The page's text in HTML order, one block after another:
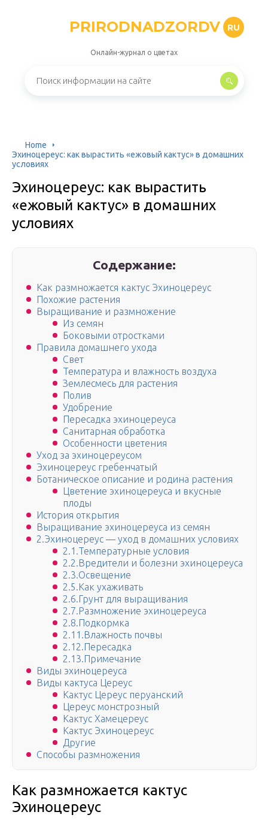
PRIRODNADZORDV RU
Онлайн-журнал о цветах
Home
Эхиноцереус: как вырастить «ежовый кактус» в домашних
условиях
Эхиноцереус: как вырастить
«ежовый кактус» в домашних
условиях
Содержание:
Как размножается кактус Эхиноцереус
Похожие растения
Выращивание и размножение
Из семян
Боковыми отростками
Правила домашнего ухода
Свет
Температура и влажность воздуха
Землесмесь для растения
Полив
Удобрение
Пересадка эхиноцереуса
Санитарная обработка
Особенности цветения
Уход за эхиноцереусом
Эхиноцереус гребенчатый
Ботаническое описание и родина растения
Цветение эхиноцереуса и вкусные
плоды
История открытия
Выращивание эхиноцереуса из семян
2.Эхиноцереус — уход в домашних условиях
2.1.Температурные условия
2.2.Вредители и болезни эхиноцереуса
2.3.Освещение
2.5.Как ухаживать
2.6.Грунт для выращивания
2.7.Размножение эхиноцереуса
2.8.Подкормка
2.11.Влажность почвы
2.12.Пересадка
2.13.Примечание
Виды эхиноцереуса
Виды кактуса Цереус
Кактус Цереус перуанский
Цереус монстрозный
Кактус Хамецереус
Кактус Эхиноцереус
Другие
Способы размножения
Как размножается кактус
Эхиноцереус